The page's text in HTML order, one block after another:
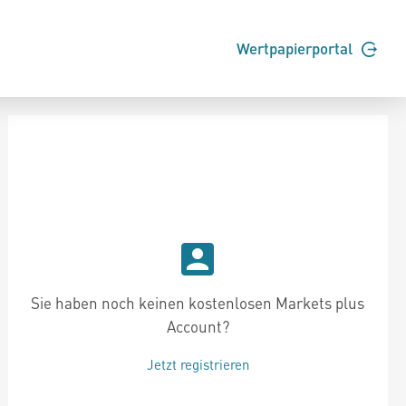
Wertpapierportal
Sie haben noch keinen kostenlosen Markets plus
Account?
Jetzt registrieren